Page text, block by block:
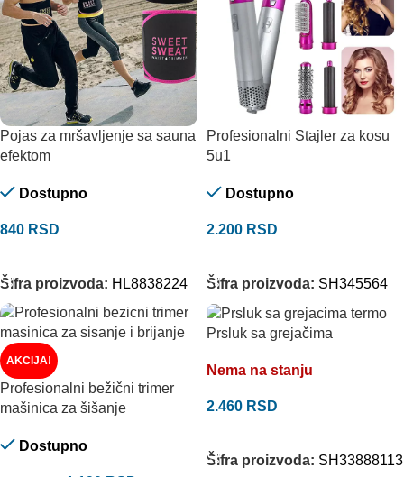
Pojas za mršavljenje sa sauna
efektom
Dostupno
840 RSD
Šifra proizvoda: HL8838224
Profesionalni Stajler za kosu
5u1
Dostupno
2.200 RSD
Šifra proizvoda: SH345564
AKCIJA!
Profesionalni bežični trimer
mašinica za šišanje
Dostupno
Prsluk sa grejačima
Nema na stanju
2.460 RSD
Šifra proizvoda: SH33888113